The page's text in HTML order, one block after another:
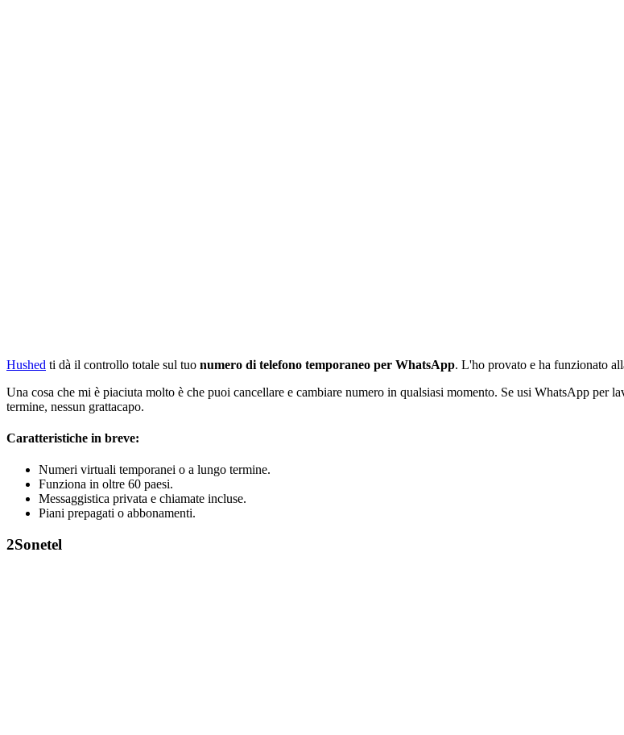
Hushed ti dà il controllo totale sul tuo numero di telefono temporaneo per WhatsApp. L'ho provato e ha funzionato
Una cosa che mi è piaciuta molto è che puoi cancellare e cambiare numero in qualsiasi momento. Se usi WhatsApp per
termine, nessun grattacapo.
Caratteristiche in breve:
Numeri virtuali temporanei o a lungo termine.
Funziona in oltre 60 paesi.
Messaggistica privata e chiamate incluse.
Piani prepagati o abbonamenti.
2Sonetel